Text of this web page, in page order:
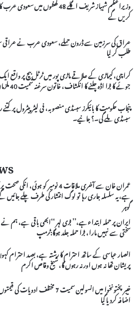
وزیراعظم شہباز شریف اگلے 48 گھنٹوں میں سعودی
کریں گے
عراق کی سرزمین سے ڈرون حملے، سعودی عرب نے عراقی
طلب کر لیا
کراچی، کیماڑی کے علاقے ماڑی پور میں ٹرٹل بیچ پر واقع
جوئے کا بڑا اڈہ چلنے کا انکشاف، خاتون سرغنہ سمیت 40 ملزمان گرفتار
پنجاب حکومت کا بائیکرز سبسڈی منصوبہ، فی لیٹر پیٹرول پر
سبسڈی ملے گی۔؟ جانیے۔
عمران خان سے آخری ملاقات 4 نومبر کو ہوئی،
ہے، یہ سلسلہ جاری رہا تو لوگ انتشار کی طرف چلے جائیں
گوہر
ایران پر حملہ ابتداءہے،’’ بڑی لہر ‘‘ابھی باقی ہے، ہم
سختی سے نہیں مارا، بڑا حملہ جلد ہوگا:ٹرمپ
انصار عباسی کے ساتھ احترام کا رشتہ ہے، بصد احترام
پریشان تھا نہ ہوں اور نہ رہوں گا، شیخ وقاص اکرم
خیبرپختونخوا میں انسولین سمیت 7 مختلف
اضافہ کردیا گیا